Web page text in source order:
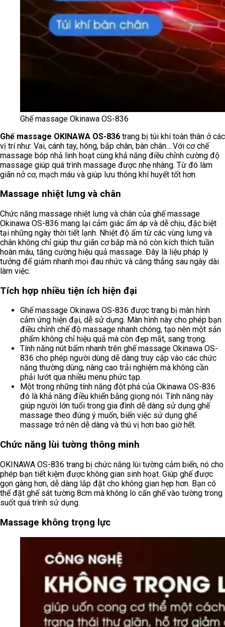
Ghế massage Okinawa OS-836
Ghế massage OKINAWA OS-836 trang bị túi khí toàn thân ở các
vị trí như: Vai, cánh tay, hông, bắp chân, bàn chân….Với cơ chế
massage bóp nhả linh hoạt cùng khả năng điều chỉnh cường độ
massage giúp quá trình massage được nhẹ nhàng. Từ đó làm
giãn nở cơ, mạch máu và giúp lưu thông khí huyết tốt hơn.
Massage nhiệt lưng và chân
Chức năng massage nhiệt lưng và chân của ghế massage
Okinawa OS-836 mang lại cảm giác ấm áp và dễ chịu, đặc biệt
tại những ngày thời tiết lạnh. Nhiệt độ ấm từ các vùng lưng và
chân không chỉ giúp thư giãn cơ bắp mà nó còn kích thích tuần
hoàn máu, tăng cường hiệu quả massage. Đây là liệu pháp lý
tưởng để giảm nhanh mọi đau nhức và căng thẳng sau ngày dài
làm việc.
Tích hợp nhiều tiện ích hiện đại
Ghế massage Okinawa OS-836 được trang bị màn hình
cảm ứng hiện đại, dễ sử dụng. Màn hình này cho phép bạn
điều chỉnh chế độ massage nhanh chóng, tạo nên một sản
phẩm không chỉ hiệu quả mà còn đẹp mắt, sang trọng.
Tính năng nút bấm nhanh trên ghế massage Okinawa OS-
836 cho phép người dùng dễ dàng truy cập vào các chức
năng thường dùng, nâng cao trải nghiệm mà không cần
phải lướt qua nhiều menu phức tạp.
Một trong những tính năng đột phá của Okinawa OS-836
đó là khả năng điều khiển bằng giọng nói. Tính năng này
giúp người lớn tuổi trong gia đình dễ dàng sử dụng ghế
massage theo đúng ý muốn, biến việc sử dụng ghế
massage trở nên dễ dàng và thú vị hơn bao giờ hết.
Chức năng lùi tường thông minh
OKINAWA OS-836 trang bị chức năng lùi tường cảm biến, nó cho
phép bạn tiết kiệm được không gian sinh hoạt. Giúp ghế được
gọn gàng hơn, dễ dàng lắp đặt cho không gian hẹp hơn. Bạn có
thể đặt ghế sát tường 8cm mà không lo cấn ghế vào tường trong
suốt quá trình sử dụng.
Massage không trọng lực